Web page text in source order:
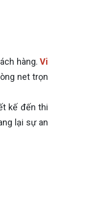
hàng. Vi
net trọn
kế đến thi
lại sự an